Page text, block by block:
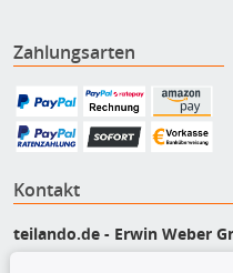
Zahlungsarten
Kontakt
teilando.de - Erwin Weber
Von-Reuental-Straße 8a